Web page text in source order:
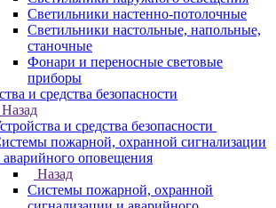
Светильники настенно-потолочные
Светильники настольные, напольные,
станочные
Фонари и переносные световые
приборы
и средства безопасности
Назад
и средства безопасности
пожарной, охранной сигнализации
аварийного оповещения
Назад
Системы пожарной, охранной